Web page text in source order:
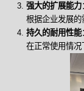
强大的扩展能力
根据企业发展的
持久的耐用性能
在正常使用情况